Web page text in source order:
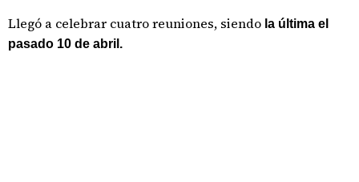
Llegó a celebrar cuatro reuniones, siendo la última el
pasado 10 de abril.